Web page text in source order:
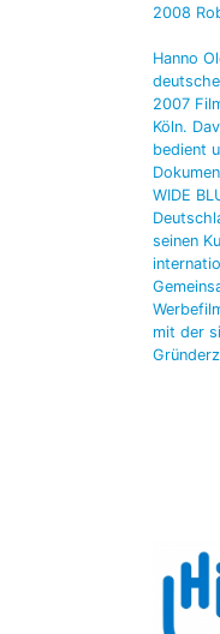
2008
Hanno
2007
Köln.
bedient
WIDE
seinen
mit der